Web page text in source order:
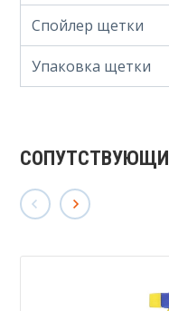
Спойлер щетки
Упаковка щетки